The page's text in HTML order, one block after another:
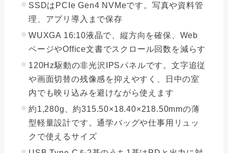
SSDはPCIe Gen4 NVMeです。写真や資料管
理、アプリ導入まで保存
WUXGA 16:10液晶で、縦方向を確保、Web
ページやOffice文書でスクロール回数を減らす
120Hz駆動の非光沢IPSパネルです。文字追従
や画面切替の残像感を抑えやすく、日中の室
内でも映り込みを避けながら使えます
約1,280g、約315.50×18.40×218.50mmの薄
型軽量設計です。通学バッグや仕事用リュッ
クで使えるサイズ